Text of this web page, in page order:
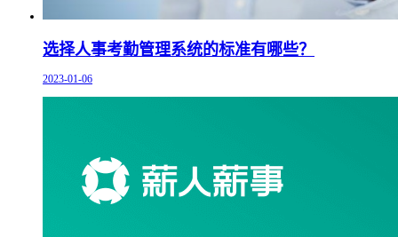
选择人事考勤管理系统的标准有哪些？
2023-01-06